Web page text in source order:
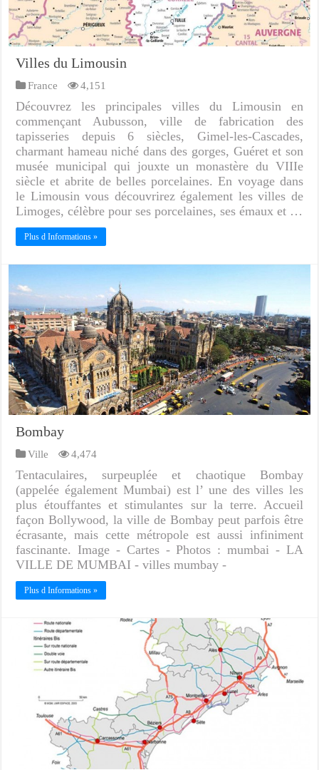
Villes du Limousin
France 4,151
Découvrez les principales villes du Limousin en
commençant Aubusson, ville de fabrication des
tapisseries depuis 6 siècles, Gimel-les-Cascades,
charmant hameau niché dans des gorges, Guéret et son
musée municipal qui jouxte un monastère du VIIIe
siècle et abrite de belles porcelaines. En voyage dans
le Limousin vous découvrirez également les villes de
Limoges, célèbre pour ses porcelaines, ses émaux et …
Plus d Informations »
Bombay
Ville 4,474
Tentaculaires, surpeuplée et chaotique Bombay
(appelée également Mumbai) est l’ une des villes les
plus étouffantes et stimulantes sur la terre. Accueil
façon Bollywood, la ville de Bombay peut parfois être
écrasante, mais cette métropole est aussi infiniment
fascinante. Image - Cartes - Photos : mumbai - LA
VILLE DE MUMBAI - villes mumbay -
Plus d Informations »